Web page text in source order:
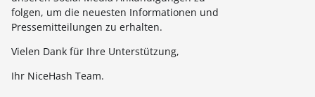
folgen, um die neuesten Informationen und
Pressemitteilungen zu erhalten.
Vielen Dank für Ihre Unterstützung,
Ihr NiceHash Team.